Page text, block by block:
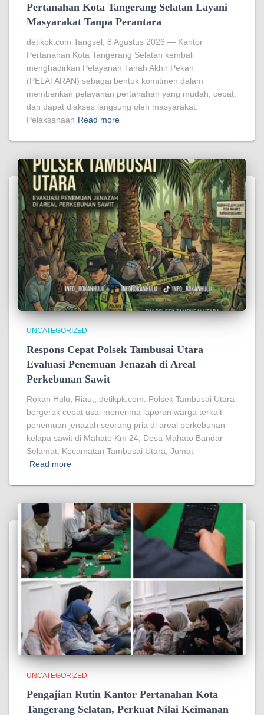
Pertanahan Kota Tangerang Selatan Layani
Masyarakat Tanpa Perantara
detikpk.com Tangsel, 8 Agustus 2026 — Kantor
Pertanahan Kota Tangerang Selatan kembali
menghadirkan Pelayanan Tanah Akhir Pekan
(PELATARAN) sebagai bentuk komitmen dalam
memberikan pelayanan pertanahan yang mudah, cepat,
dan dapat diakses langsung oleh masyarakat.
Pelaksanaan Read more
UNCATEGORIZED
Respons Cepat Polsek Tambusai Utara
Evaluasi Penemuan Jenazah di Areal
Perkebunan Sawit
Rokan Hulu, Riau;, detikpk.com. Polsek Tambusai Utara
bergerak cepat usai menerima laporan warga terkait
penemuan jenazah seorang pria di areal perkebunan
kelapa sawit di Mahato Km 24, Desa Mahato Bandar
Selamat, Kecamatan Tambusai Utara, Jumat
Read more
UNCATEGORIZED
Pengajian Rutin Kantor Pertanahan Kota
Tangerang Selatan, Perkuat Nilai Keimanan